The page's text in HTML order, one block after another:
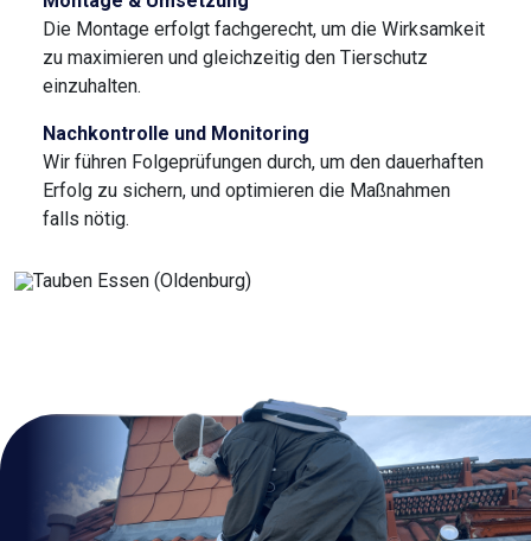
Die Montage erfolgt fachgerecht, um die Wirksamkeit
zu maximieren und gleichzeitig den Tierschutz
einzuhalten.
Nachkontrolle und Monitoring
Wir führen Folgeprüfungen durch, um den dauerhaften
Erfolg zu sichern, und optimieren die Maßnahmen
falls nötig.